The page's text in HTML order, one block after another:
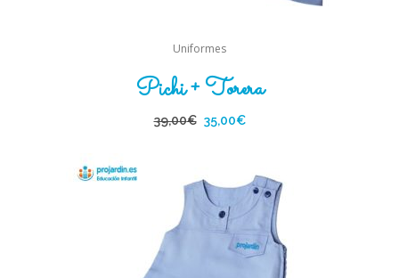
Uniformes
Pichi + Torera
39,00€ 35,00€